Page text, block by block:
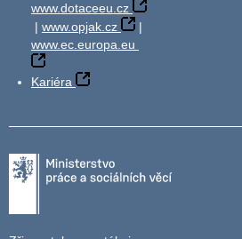
www.dotaceeu.cz
| www.opjak.cz
|
www.ec.europa.eu
Kariéra